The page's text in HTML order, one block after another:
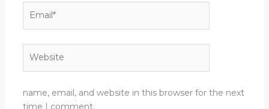
name, email, and website in this browser for the next
time I comment.